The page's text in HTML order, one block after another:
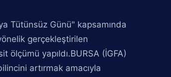
Tütünsüz Günü" kapsamında
gerçekleştirilen
ölçümü yapıldı.BURSA (İGFA)
artırmak amacıyla